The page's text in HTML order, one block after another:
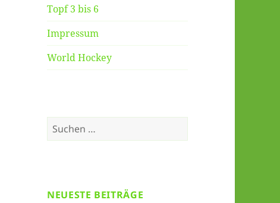
Topf 3 bis 6
Impressum
World Hockey
Suche
nach:
NEUESTE BEITRÄGE